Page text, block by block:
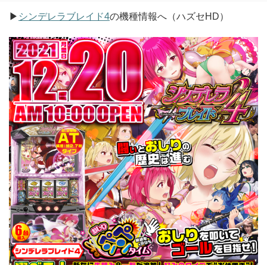
▶ シンデレラブレイド4の機種情報へ（ハズセHD）